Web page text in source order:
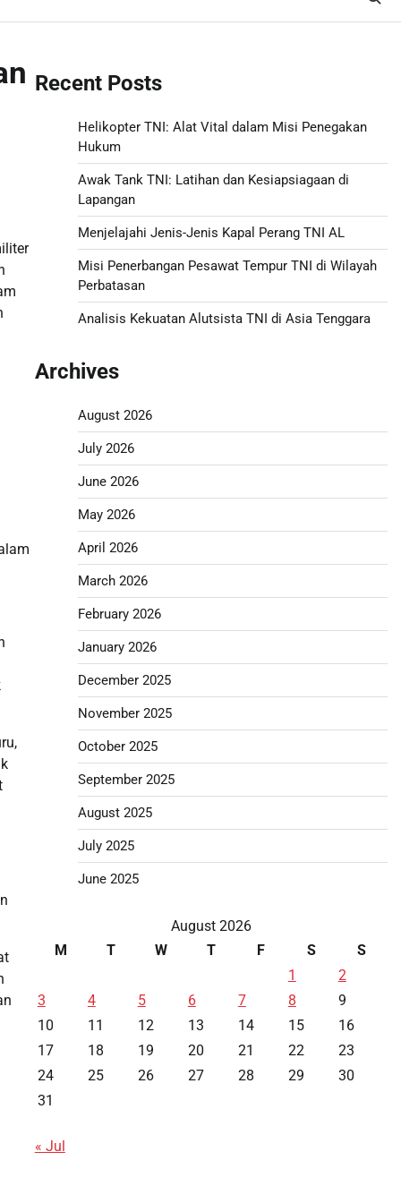
Recent Posts
Helikopter TNI: Alat Vital dalam Misi Penegakan
Hukum
Awak Tank TNI: Latihan dan Kesiapsiagaan di
Lapangan
Menjelajahi Jenis-Jenis Kapal Perang TNI AL
Misi Penerbangan Pesawat Tempur TNI di Wilayah
Perbatasan
Analisis Kekuatan Alutsista TNI di Asia Tenggara
Archives
August 2026
July 2026
June 2026
May 2026
April 2026
March 2026
February 2026
January 2026
December 2025
November 2025
October 2025
September 2025
August 2025
July 2025
June 2025
August 2026
M
T W T F S
S
1
2
3
4 5 6 7 8
9
10
11 12 13 14 15
16
17
18 19 20 21 22
23
24
25 26 27 28 29
30
31
« Jul